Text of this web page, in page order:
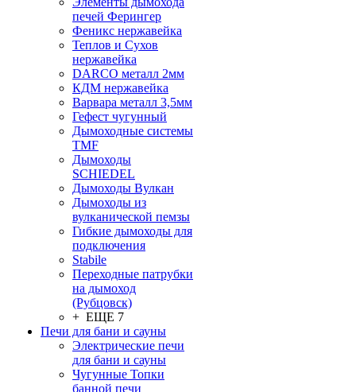
печей Ферингер
Феникс нержавейка
Теплов и Сухов
нержавейка
DARCO металл 2мм
КДМ нержавейка
Варвара металл 3,5мм
Гефест чугунный
Дымоходные системы
TMF
Дымоходы
SCHIEDEL
Дымоходы Вулкан
Дымоходы из
вулканической пемзы
Гибкие дымоходы для
подключения
Stabile
Переходные патрубки
на дымоход
(Рубцовск)
+ ЕЩЕ 7
Печи для бани и сауны
Электрические печи
для бани и сауны
Чугунные Топки
банной печи